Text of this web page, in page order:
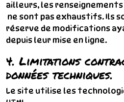
ailleurs, les
ne sont pas exhaustifs. Ils
réserve de modifications
depuis leur mise en ligne.
4. Limitations
données techniques.
Le site utilise les